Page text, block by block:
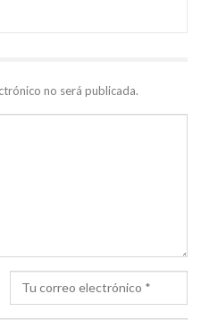
no será publicada.